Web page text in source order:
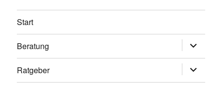
Start
Beratung
anzeigen
Ratgeber